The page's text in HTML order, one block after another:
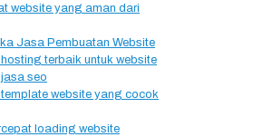
website yang aman dari
Jasa Pembuatan Website
terbaik untuk website
seo
website yang cocok
loading website